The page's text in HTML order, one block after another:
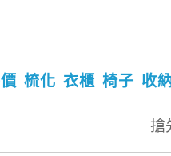
梳化 衣櫃 椅子 收
搶